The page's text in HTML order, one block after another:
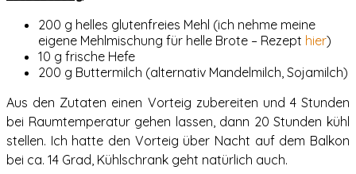
200 g helles glutenfreies Mehl (ich nehme meine
eigene Mehlmischung für helle Brote – Rezept hier)
10 g frische Hefe
200 g Buttermilch (alternativ Mandelmilch, Sojamilch)
Aus den Zutaten einen Vorteig zubereiten und 4 Stunden
bei Raumtemperatur gehen lassen, dann 20 Stunden kühl
stellen. Ich hatte den Vorteig über Nacht auf dem Balkon
bei ca. 14 Grad, Kühlschrank geht natürlich auch.